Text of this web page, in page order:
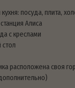
на лес